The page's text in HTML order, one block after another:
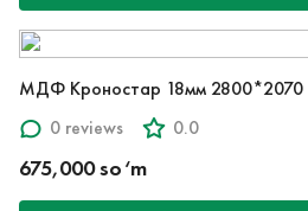
МДФ Кроностар 18мм 2800*2070
0 reviews
0.0
675,000 so‘m